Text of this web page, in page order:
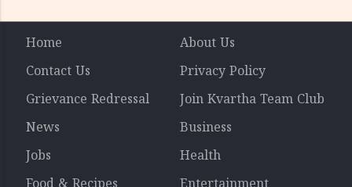
Home
About Us
Contact Us
Privacy Policy
Grievance Redressal
Join Kvartha Team Club
News
Business
Jobs
Health